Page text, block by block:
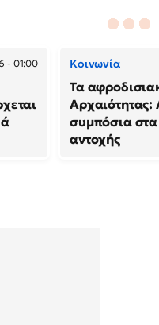
- 01:00 Κοινωνία
Τα
Αρχαιότητας:
συμπόσια στα
αντοχής